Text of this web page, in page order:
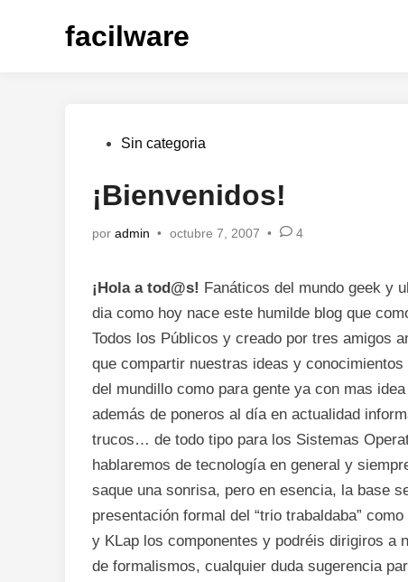
facilware
Publicado
Sin categoria
¡Bienvenidos!
por admin • octubre 7, 2007 • 4
¡Hola a tod@s! Fanáticos del mundo geek y
diacomo hoy nace este humilde blog que
Todos los Públicos y creado por tres amigos
que compartir nuestras ideas y
del mundillo como para gente ya con mas
además de poneros al día en actualidad
trucos… de todo tipo para los Sistemas
hablaremos de tecnología en general y
saque una sonrisa, pero en esencia, la base
presentación formal del “trio trabaldaba”
y KLap los componentes y podréis dirigiros a
de formalismos, cualquier duda sugerencia